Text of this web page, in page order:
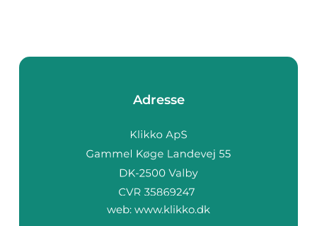
Adresse
web: www.klikko.dk